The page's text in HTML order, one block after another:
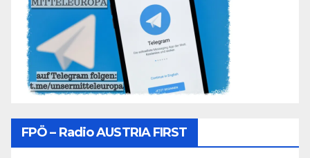
FPÖ – Radio AUSTRIA FIRST